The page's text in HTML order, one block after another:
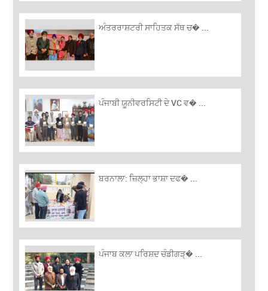
ਅੰਤਰਰਾਸ਼ਟਰੀ ਸਾਹਿਤਕ ਸੱਥ ਚ� ...
ਪੰਜਾਬੀ ਯੂਨੀਵਰਸਿਟੀ ਦੇ VC ਵ� ...
ਬਰਨਾਲਾ: ਜ਼ਿਲ੍ਹਾ ਭਾਸ਼ਾ ਦਫ� ...
ਪੰਜਾਬ ਕਲਾ ਪਰਿਸ਼ਦ ਚੰਡੀਗੜ੍� ...